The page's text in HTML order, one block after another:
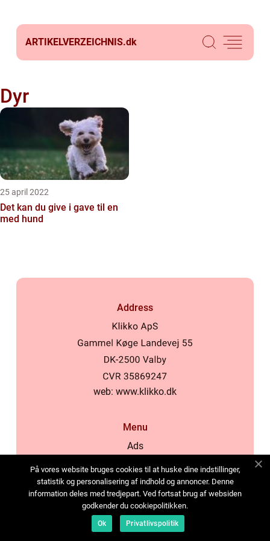
ARTIKELVERZEICHNIS.dk
Dyr
25 april 2022
Det kan du give i gave til en
med hund
Address
web: www.klikko.dk
Menu
Ads
Cookies
Contact
Sitemap
På vores website bruges cookies til at huske dine indstillinger,
statistik og personalisering af indhold og annoncer. Denne
information deles med tredjepart. Ved fortsat brug af websiden
godkender du cookiepolitikken.
Ok Privatlivspolitik